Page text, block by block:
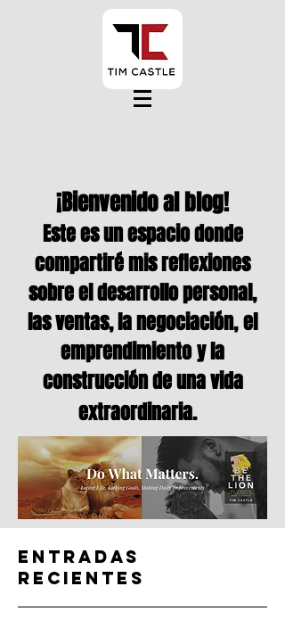
¡Bienvenido al blog!
Este es un espacio donde
compartiré mis reflexiones
sobre el desarrollo personal,
las ventas, la negociación,el
emprendimientoy la
construcción de una vida
extraordinaria.
Entradas
recientes